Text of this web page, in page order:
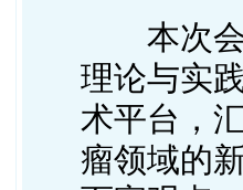
本次
理论与实
术平台，
瘤领域的